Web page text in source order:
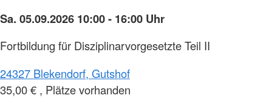
Sa. 05.09.2026 10:00 - 16:00 Uhr
Fortbildung für Disziplinarvorgesetzte Teil II
24327 Blekendorf, Gutshof
35,00 € , Plätze vorhanden